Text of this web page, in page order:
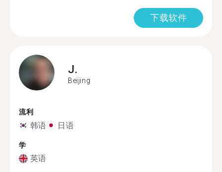
下载软件
J.
Beijing
流利
韩语 日语
学
英语